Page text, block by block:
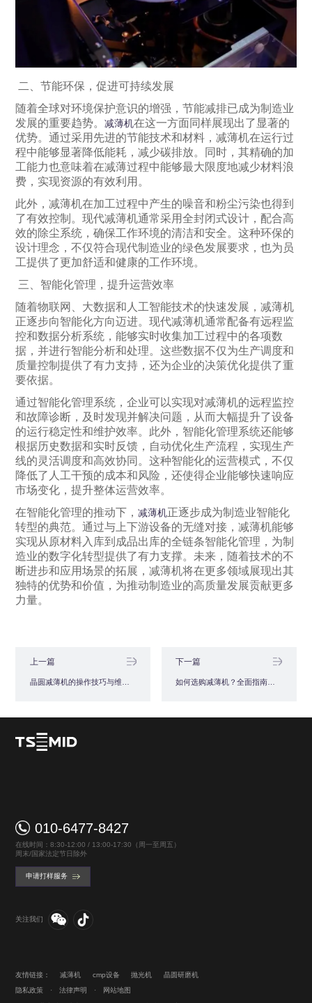
二、节能环保，促进可持续发展
随着全球对环境保护意识的增强，节能减排已成为制造业
发展的重要趋势。减薄机在这一方面同样展现出了显著的
优势。通过采用先进的节能技术和材料，减薄机在运行过
程中能够显著降低能耗，减少碳排放。同时，其精确的加
工能力也意味着在减薄过程中能够最大限度地减少材料浪
费，实现资源的有效利用。
此外，减薄机在加工过程中产生的噪音和粉尘污染也得到
了有效控制。现代减薄机通常采用全封闭式设计，配合高
效的除尘系统，确保工作环境的清洁和安全。这种环保的
设计理念，不仅符合现代制造业的绿色发展要求，也为员
工提供了更加舒适和健康的工作环境。
三、智能化管理，提升运营效率
随着物联网、大数据和人工智能技术的快速发展，减薄机
正逐步向智能化方向迈进。现代减薄机通常配备有远程监
控和数据分析系统，能够实时收集加工过程中的各项数
据，并进行智能分析和处理。这些数据不仅为生产调度和
质量控制提供了有力支持，还为企业的决策优化提供了重
要依据。
通过智能化管理系统，企业可以实现对减薄机的远程监控
和故障诊断，及时发现并解决问题，从而大幅提升了设备
的运行稳定性和维护效率。此外，智能化管理系统还能够
根据历史数据和实时反馈，自动优化生产流程，实现生产
线的灵活调度和高效协同。这种智能化的运营模式，不仅
降低了人工干预的成本和风险，还使得企业能够快速响应
市场变化，提升整体运营效率。
在智能化管理的推动下，减薄机正逐步成为制造业智能化
转型的典范。通过与上下游设备的无缝对接，减薄机能够
实现从原材料入库到成品出库的全链条智能化管理，为制
造业的数字化转型提供了有力支撑。未来，随着技术的不
断进步和应用场景的拓展，减薄机将在更多领域展现出其
独特的优势和价值，为推动制造业的高质量发展贡献更多
力量。
上一篇
晶圆减薄机的操作技巧与维护要点
下一篇
010-6477-8427
在线时间：8:30-12:00 / 13:00-17:30（周一至周五）
周末/国家法定节日除外
申请打样服务
关注我们
友情链接： 减薄机 cmp设备 抛光机 晶圆研磨机
隐私政策 · 法律声明 · 网站地图